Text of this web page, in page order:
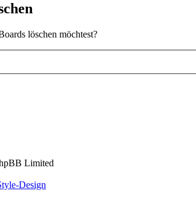
löschen möchtest?
Limited
Design